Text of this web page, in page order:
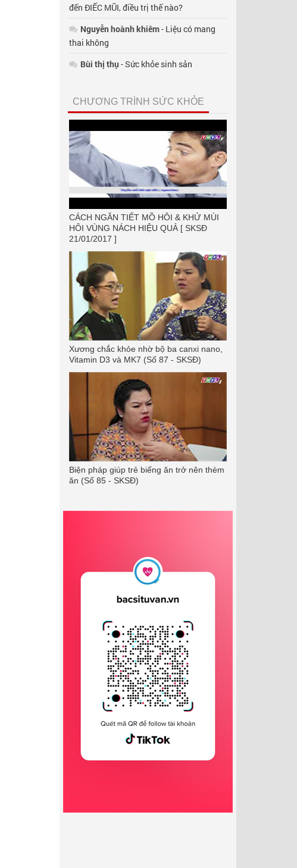
đến ĐIẾC MŨI, điều trị thế nào?
Nguyễn hoành khiêm- Liệu có mang
thai không
Bùi thị thụ- Sức khỏe sinh sản
CHƯƠNG TRÌNH SỨC KHỎE
CÁCH NGĂN TIẾT MỒ HÔI & KHỬ MÙI
HÔI VÙNG NÁCH HIỆU QUẢ [ SKSĐ
21/01/2017 ]
Xương chắc khỏe nhờ bộ ba canxi nano,
Vitamin D3 và MK7 (Số 87 - SKSĐ)
Biện pháp giúp trẻ biếng ăn trở nên thèm
ăn (Số 85 - SKSĐ)